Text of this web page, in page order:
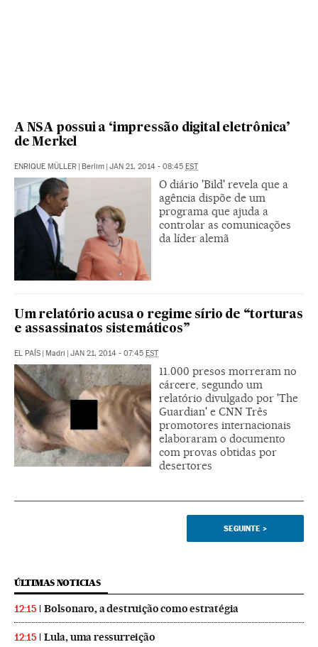
A NSA possui a ‘impressão digital eletrônica’
de Merkel
ENRIQUE MÜLLER | Berlim | JAN 21, 2014 - 08:45 EST
O diário 'Bild' revela que a
agência dispõe de um
programa que ajuda a
controlar as comunicações
da líder alemã
Um relatório acusa o regime sírio de “torturas
e assassinatos sistemáticos”
EL PAÍS | Madri | JAN 21, 2014 - 07:45 EST
11.000 presos morreram no
cárcere, segundo um
relatório divulgado por 'The
Guardian' e CNN Três
promotores internacionais
elaboraram o documento
com provas obtidas por
desertores
SEGUINTE >
ÚLTIMAS NOTICIAS
12:15 Bolsonaro, a destruição como estratégia
12:15 Lula, uma ressurreição